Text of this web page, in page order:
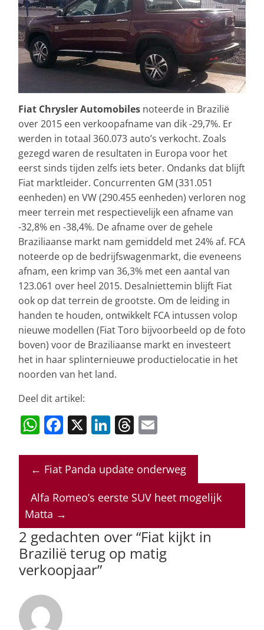
Fiat Chrysler Automobiles noteerde in Brazilië
over 2015 een verkoopafname van dik -29,7%. Er
werden in totaal 360.073 auto’s verkocht. Zoals
gezegd waren de resultaten in Europa voor het
eerst sinds tijden zelfs iets beter. Ondanks dat blijft
Fiat marktleider. Concurrenten GM (331.051
eenheden) en VW (290.455 eenheden) verloren nog
meer terrein met respectievelijk een afname van
-32,8% en -38,4%. De afname over de gehele
Braziliaanse markt nam gemiddeld met 24% af. FCA
noteerde op de bedrijfswagenmarkt, die eveneens
afnam, een krimp van 36,3% met een aantal van
123.061 over heel 2015. Desalniettemin blijft Fiat
ook op dat terrein de grootste. Om de leiding in
handen te houden, ontwikkelt FCA intussen volop
nieuwe modellen (Fiat Toro bijvoorbeeld op de foto
boven) voor de Braziliaanse markt en investeert
het in haar splinternieuwe productielocatie in het
noorden van het land.
Deel dit artikel:
W
at
s
A
p
p
F
c
e
b
o
o
k
X Li
k
e
dI
T
re
a
d
ai
l
← Fiat Panda update onderweg
Alfa Romeo’s eerste SUV heet mogelijk
Matta →
2 gedachten over “Fiat kijkt in
Brazilië terug op matig
verkoopjaar”